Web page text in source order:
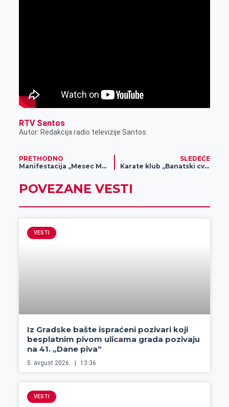
RTV Santos
Autor: Redakcija radio televizije Santos
PRETHODNO
Manifestacija „Mesec Matice srpske u Zrenjaninu“ povodom značajnog jubileja
SLEDEĆE
Karate klub „Banatski cvet“ nastupa na Evropskom prvenstvu u Fudokan karateu
POVEZANE VESTI
VESTI
Iz Gradske bašte ispraćeni pozivari koji
besplatnim pivom ulicama grada pozivaju
na 41. „Dane piva“
5. avgust 2026. 13:36
VESTI